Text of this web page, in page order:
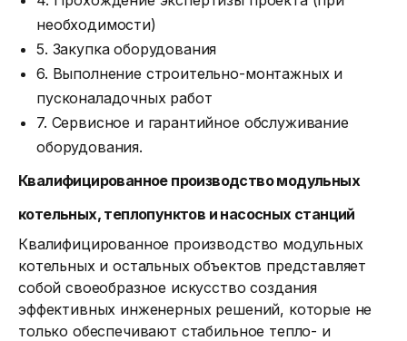
необходимости)
5. Закупка оборудования
6. Выполнение строительно-монтажных и
пусконаладочных работ
7. Сервисное и гарантийное обслуживание
оборудования.
Квалифицированное производство модульных
котельных, теплопунктов и насосных станций
Квалифицированное производство модульных
котельных и остальных объектов представляет
собой своеобразное искусство создания
эффективных инженерных решений, которые не
только обеспечивают стабильное тепло- и